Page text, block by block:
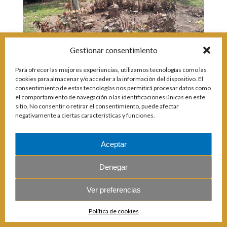
Gestionar consentimiento
Para ofrecer las mejores experiencias, utilizamos tecnologías como las
cookies para almacenar y/o acceder a la información del dispositivo. El
consentimiento de estas tecnologías nos permitirá procesar datos como
el comportamiento de navegación o las identificaciones únicas en este
sitio. No consentir o retirar el consentimiento, puede afectar
negativamente a ciertas características y funciones.
Aceptar
Denegar
Ver preferencias
Política de cookies
Incidencias
Incidencias
OCIO Y CURIOSIDADES DE SITIO DE CALAHONDA
Historia de Sitio de Calahonda
Instalaciones y ocio
Club de Golf La Siesta
Centros Comerciales
La Iglesia de San Miguel
La Ermita de Calahonda
Parque España
Parque Calahonda
Senda litoral Mijas
Ruta a pie
Ruta de árboles singulares
Parque Canino
Galería Fotográfica
Calahonda de noche
Centros comerciales
Iglesia de San Miguel
La Ermita de Calahonda
Parques de Sitio de Calahonda
Vivero de Calahonda
Revistas
Buscar:
jardinería
Todos los derechos reservados.Diseño y desarrollo: Jesse Naylor.